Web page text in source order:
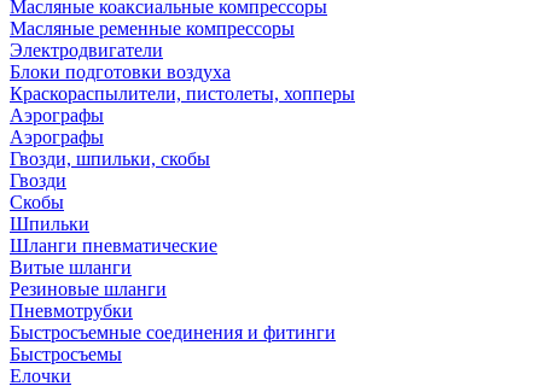
Масляные коаксиальные компрессоры
Масляные ременные компрессоры
Электродвигатели
Блоки подготовки воздуха
Краскораспылители, пистолеты, хопперы
Аэрографы
Аэрографы
Гвозди, шпильки, скобы
Гвозди
Скобы
Шпильки
Шланги пневматические
Витые шланги
Резиновые шланги
Пневмотрубки
Быстросъемные соединения и фитинги
Быстросъемы
Елочки